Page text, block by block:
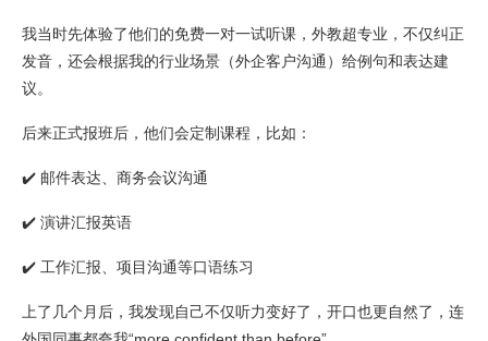
我当时先体验了他们的免费一对一试听课，外教超专业，不仅纠正
发音，还会根据我的行业场景（外企客户沟通）给例句和表达建
议。
后来正式报班后，他们会定制课程，比如：
✔️ 邮件表达、商务会议沟通
✔️ 演讲汇报英语
✔️ 工作汇报、项目沟通等口语练习
上了几个月后，我发现自己不仅听力变好了，开口也更自然了，连